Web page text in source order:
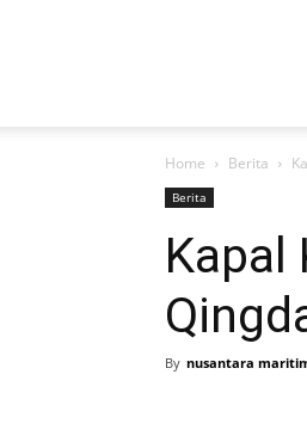
Home Berita
Berita
Kapal
By nusantara